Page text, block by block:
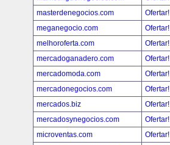
masterdenegocios.com
Ofertar!
meganegocio.com
Ofertar!
melhoroferta.com
Ofertar!
mercadoganadero.com
Ofertar!
mercadomoda.com
Ofertar!
mercadonegocios.com
Ofertar!
mercados.biz
Ofertar!
mercadosynegocios.com
Ofertar!
microventas.com
Ofertar!